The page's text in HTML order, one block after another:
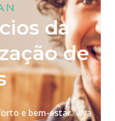
da
de
e bem-estar. Viva